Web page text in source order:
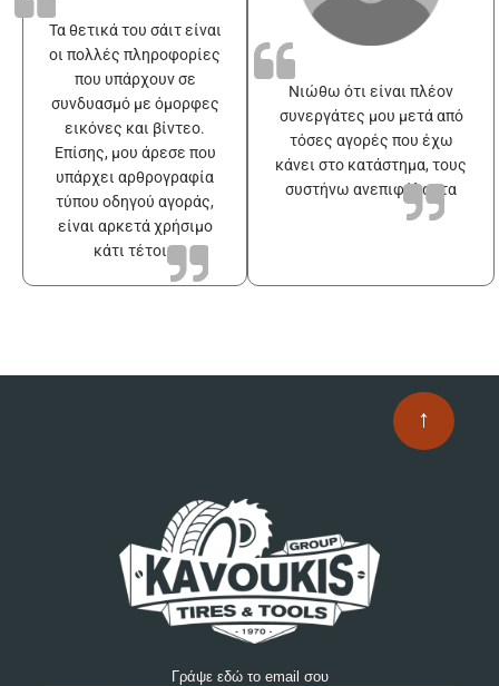
Τα θετικά του σάιτ είναι
οι πολλές πληροφορίες
που υπάρχουν σε
συνδυασμό με όμορφες
εικόνες και βίντεο.
Επίσης, μου άρεσε που
υπάρχει αρθρογραφία
τύπου οδηγού αγοράς,
είναι αρκετά χρήσιμο
κάτι τέτοιο
Νιώθω ότι είναι πλέον
συνεργάτες μου μετά από
τόσες αγορές που έχω
κάνει στο κατάστημα, τους
συστήνω ανεπιφύλακτα
↑